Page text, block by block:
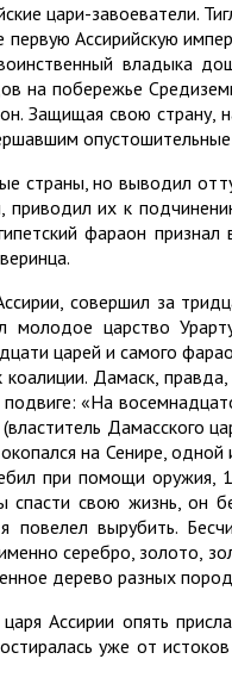
цари-завоеватели.
Ассирийскую
владыка
на побережье
Защищая свою страну,
опустошительные
страны, но выводил
их к
фараон признал
совершил за
царство
царей и самого
Дамаск,
«На
Дамасского
на Сенире, одной
при помощи оружия,
спасти свою жизнь, он
вырубить.
серебро, золото,
дерево разных
Ассирии опять
уже от